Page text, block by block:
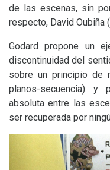
de las escenas, sin
respecto, David Oubiña
Godard propone un
discontinuidad del
sobre un principio de
planos-secuencia) y
absoluta entre las
ser recuperada por